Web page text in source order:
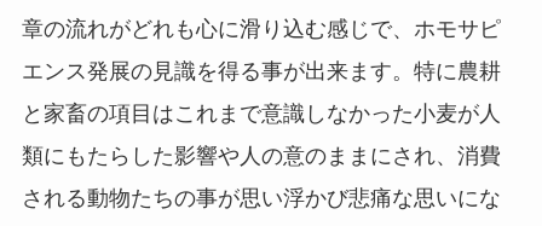
章の流れがどれも心に滑り込む感じで、ホモサピ
エンス発展の見識を得る事が出来ます。特に農耕
と家畜の項目はこれまで意識しなかった小麦が人
類にもたらした影響や人の意のままにされ、消費
される動物たちの事が思い浮かび悲痛な思いにな